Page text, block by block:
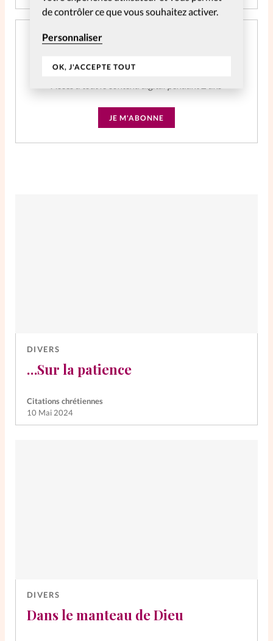
de contrôler ce que vous souhaitez activer.
Personnaliser
OK, J'ACCEPTE TOUT
Abonnement SpirituElles Web 2 ans
CHF39.04
JE M'ABONNE
DIVERS
…Sur la patience
Citations chrétiennes
10 Mai 2024
DIVERS
Dans le manteau de Dieu